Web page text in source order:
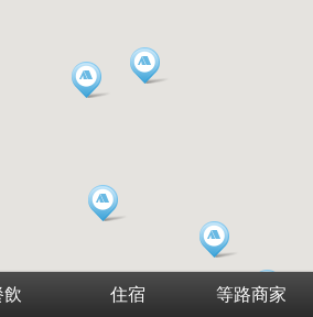
飲 住宿 等路商家